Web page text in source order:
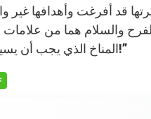
قد أفرغت وأهدافها غير
الفرح والسلام هما من
المناخ الذي يجب أن يسيطر في الكنيسة!”